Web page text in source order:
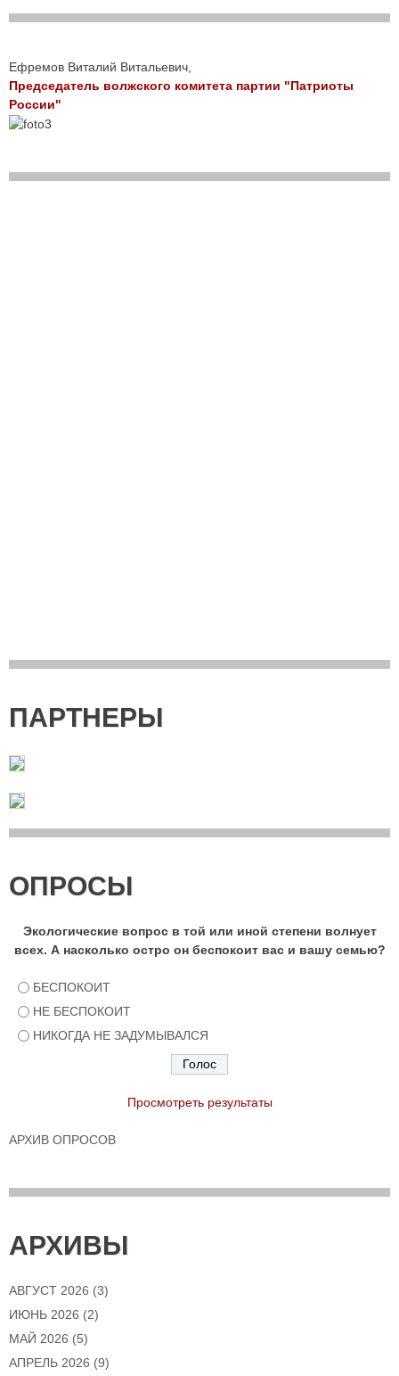
Ефремов Виталий Витальевич,
Председатель волжского комитета партии "Патриоты
России"
ПАРТНЕРЫ
ОПРОСЫ
Экологические вопрос в той или иной степени волнует
всех. А насколько остро он беспокоит вас и вашу семью?
БЕСПОКОИТ
НЕ БЕСПОКОИТ
НИКОГДА НЕ ЗАДУМЫВАЛСЯ
Просмотреть результаты
АРХИВ ОПРОСОВ
АРХИВЫ
АВГУСТ 2026 (3)
ИЮНЬ 2026 (2)
МАЙ 2026 (5)
АПРЕЛЬ 2026 (9)